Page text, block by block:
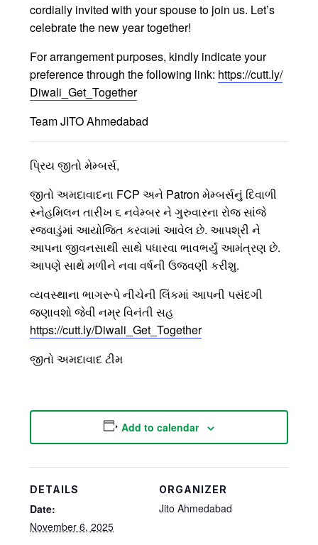
cordially invited with your spouse to join us. Let’s
celebrate the new year together!
For arrangement purposes, kindly indicate your
preference through the following link: https://cutt.ly/
Diwali_Get_Together
Team JITO Ahmedabad
પ્રિય જીતો મેમ્બર્સ,
જીતો અમદાવાદના FCP અને Patron મેમ્બર્સનું દિવાળી
સ્નેહમિલન તારીખ ૬ નવેમ્બર ને ગુરુવારના રોજ સાંજે
રજવાડુંમાં આયોજિત કરવામાં આવેલ છે. આપશ્રી ને
આપના જીવનસાથી સાથે પધારવા ભાવભર્યું આમંત્રણ છે.
આપણે સાથે મળીને નવા વર્ષની ઉજવણી કરીશુ.
વ્યવસ્થાના ભાગરૂપે નીચેની લિંકમાં આપની પસંદગી
જણાવશો જેવી નમ્ર વિનંતી સહ
https://cutt.ly/Diwali_Get_Together
જીતો અમદાવાદ ટીમ
Add to calendar
DETAILS
Date:
November 6, 2025
ORGANIZER
Jito Ahmedabad